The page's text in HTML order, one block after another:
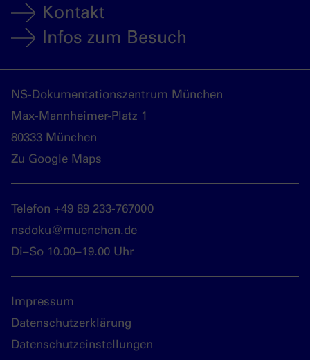
Kontakt
Infos zum Besuch
NS-Dokumentationszentrum München
Max-Mannheimer-Platz 1
80333 München
Zu Google Maps
Telefon +49 89 233-767000
nsdoku@muenchen.de
Di–So 10.00–19.00 Uhr
Impressum
Datenschutzerklärung
Datenschutzeinstellungen